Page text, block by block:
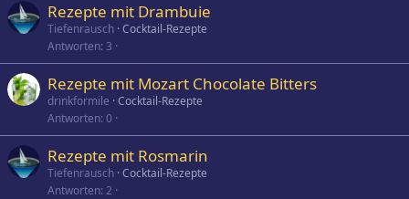
Rezepte mit Drambuie
Tiefenrausch Cocktail-Rezepte
Antworten 3
Rezepte mit Mozart Chocolate Bitters
drinkformile Cocktail-Rezepte
Antworten 0
Rezepte mit Rosmarin
Tiefenrausch Cocktail-Rezepte
Antworten 2